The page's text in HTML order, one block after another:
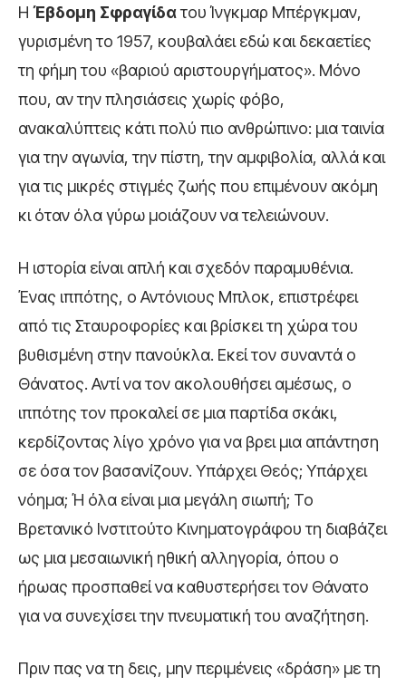
Η Έβδομη Σφραγίδατου Ίνγκμαρ Μπέργκμαν,
γυρισμένη το 1957, κουβαλάει εδώ και δεκαετίες
τη φήμη του «βαριού αριστουργήματος». Μόνο
που, αν την πλησιάσεις χωρίς φόβο,
ανακαλύπτεις κάτι πολύ πιο ανθρώπινο: μια ταινία
για την αγωνία, την πίστη, την αμφιβολία, αλλά και
για τις μικρές στιγμές ζωής που επιμένουν ακόμη
κι όταν όλα γύρω μοιάζουν να τελειώνουν.
Η ιστορία είναι απλή και σχεδόν παραμυθένια.
Ένας ιππότης, ο Αντόνιους Μπλοκ, επιστρέφει
από τις Σταυροφορίες και βρίσκει τη χώρα του
βυθισμένη στην πανούκλα. Εκεί τον συναντά ο
Θάνατος. Αντί να τον ακολουθήσει αμέσως, ο
ιππότης τον προκαλεί σε μια παρτίδα σκάκι,
κερδίζοντας λίγο χρόνο για να βρει μια απάντηση
σε όσα τον βασανίζουν. Υπάρχει Θεός; Υπάρχει
νόημα; Ή όλα είναι μια μεγάλη σιωπή; Το
Βρετανικό Ινστιτούτο Κινηματογράφου τη διαβάζει
ως μια μεσαιωνική ηθική αλληγορία, όπου ο
ήρωας προσπαθεί να καθυστερήσει τον Θάνατο
για να συνεχίσει την πνευματική του αναζήτηση.
Πριν πας να τη δεις, μην περιμένεις «δράση» με τη